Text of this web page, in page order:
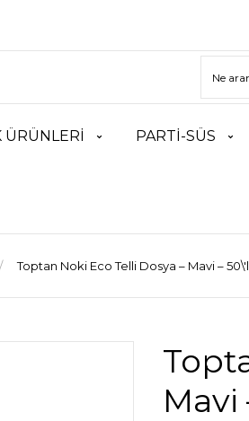
ÜRÜNLERİ PARTİ-SÜS
Toptan Noki Eco Telli Dosya – Mavi –
Mavi